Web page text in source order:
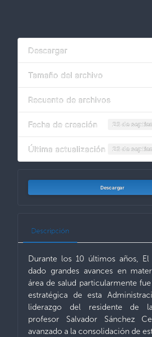
Descargar
Tamaño del archivo
Recuento de archivos
Fecha de creación 23 de
Última actualización 23 de
Descargar
Descripción
Durante los 10 últimos años, El
dado grandes avances en
área de salud particularmente fue
estratégica de esta
liderazgo del residente de
profesor Salvador Sánchez
avanzado a la consolidación de